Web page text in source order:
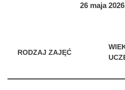
26 maja
RODZAJ ZAJĘĆ